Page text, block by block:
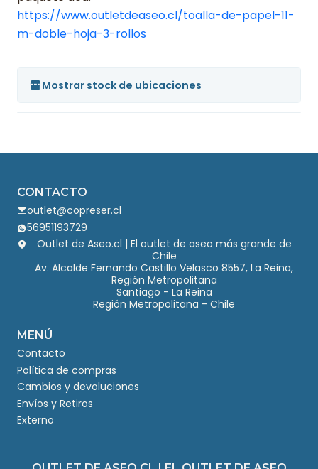
https://www.outletdeaseo.cl/toalla-de-papel-11-
m-doble-hoja-3-rollos
Mostrar stock de ubicaciones
CONTACTO
outlet@copreser.cl
56951193729
Outlet de Aseo.cl | El outlet de aseo más grande de
Chile
Av. Alcalde Fernando Castillo Velasco 8557, La Reina,
Región Metropolitana
Santiago - La Reina
Región Metropolitana - Chile
MENÚ
Contacto
Política de compras
Cambios y devoluciones
Envíos y Retiros
Externo